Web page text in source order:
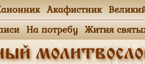
Акафистник
На потребу Жития